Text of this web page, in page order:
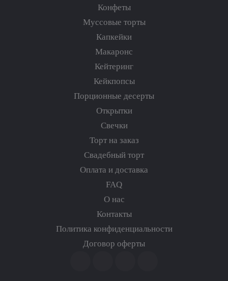
Конфеты
Муссовые торты
Капкейки
Макаронс
Кейтеринг
Кейкпопсы
Порционные десерты
Открытки
Свечки
Торт на заказ
Свадебный торт
Оплата и доставка
FAQ
О нас
Контакты
Политика конфиденциальности
Договор оферты